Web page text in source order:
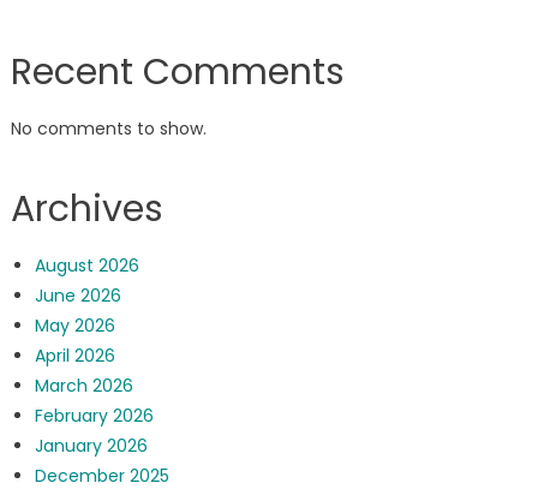
Recent Comments
No comments to show.
Archives
August 2026
June 2026
May 2026
April 2026
March 2026
February 2026
January 2026
December 2025